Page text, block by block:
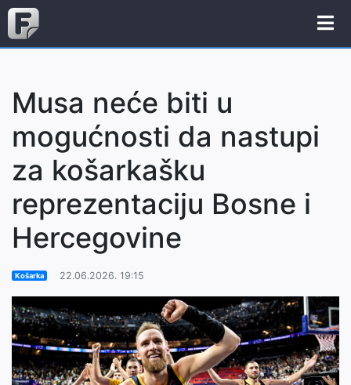
Musa neće biti u
mogućnosti da nastupi
za košarkašku
reprezentaciju Bosne i
Hercegovine
Košarka 22.06.2026. 19:15